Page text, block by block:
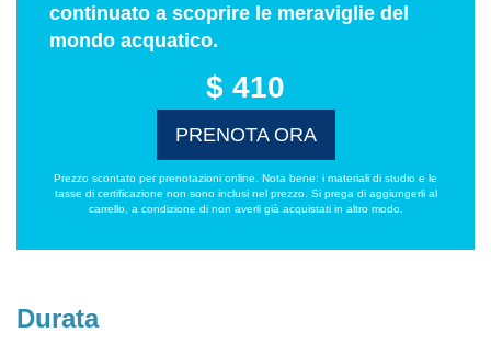
continuato a scoprire le meraviglie del
mondo acquatico.
$ 410
PRENOTA ORA
Prezzo scontato per prenotazioni online. Nota bene: i materiali di studio e le
tasse di certificazione non sono inclusi nel prezzo. Si prega di aggiungerli al
carrello, a condizione di non averli già acquistati in altro modo.
Durata